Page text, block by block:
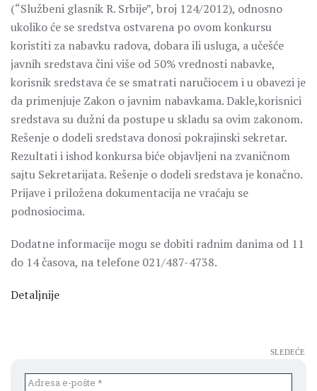
(“Službeni glasnik R. Srbije”, broj 124/2012), odnosno
ukoliko će se sredstva ostvarena po ovom konkursu
koristiti za nabavku radova, dobara ili usluga, a učešće
javnih sredstava čini više od 50% vrednosti nabavke,
korisnik sredstava će se smatrati naručiocem i u obavezi je
da primenjuje Zakon o javnim nabavkama. Dakle,korisnici
sredstava su dužni da postupe u skladu sa ovim zakonom.
Rešenje o dodeli sredstava donosi pokrajinski sekretar.
Rezultati i ishod konkursa biće objavljeni na zvaničnom
sajtu Sekretarijata. Rešenje o dodeli sredstava je konačno.
Prijave i priložena dokumentacija ne vraćaju se
podnosiocima.
Dodatne informacije mogu se dobiti radnim danima od 11
do 14 časova, na telefone 021/487-4738.
Detaljnije
SLEDEĆE